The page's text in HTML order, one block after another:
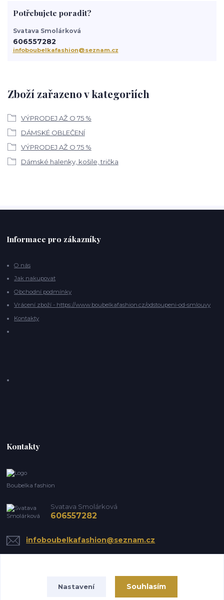
Zboží zařazeno v kategoriích
VÝPRODEJ AŽ O 75 %
DÁMSKÉ OBLEČENÍ
VÝPRODEJ AŽ O 75 %
Dámské halenky, košile, trička
Potřebujete poradit?
Svatava Smolárková
606557282
infoboubelkafashion@seznam.cz
Informace pro zákazníky
O nás
Jak nakupovat
Obchodní podmínky
Vrácení zboží - https://www.boubelkafashion.cz/odstoupeni-od-smlouvy
Kontakty
Kontakty
Boubelka fashion
Svatava Smolárková
606557282
infoboubelkafashion@seznam.cz
Nastavení Souhlasím